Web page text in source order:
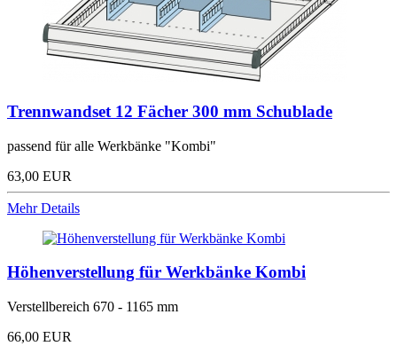
Trennwandset 12 Fächer 300 mm Schublade
passend für alle Werkbänke "Kombi"
63,00 EUR
Mehr Details
Höhenverstellung für Werkbänke Kombi
Verstellbereich 670 - 1165 mm
66,00 EUR